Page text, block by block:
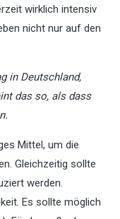
wirklich intensiv
nicht nur auf den
in Deutschland,
das so, als dass
Mittel, um die
Gleichzeitig sollte
werden.
Es sollte möglich